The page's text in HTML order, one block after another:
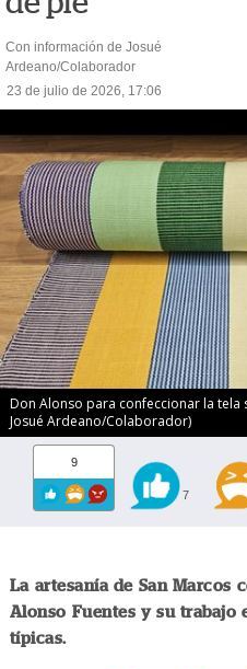
Con información de Josué
Ardeano/Colaborador
23 de julio de 2026, 17:06
Don Alonso para confeccionar la tela
Josué Ardeano/Colaborador)
9
7
La artesanía de San Marcos
Alonso Fuentes y su trabajo
típicas.